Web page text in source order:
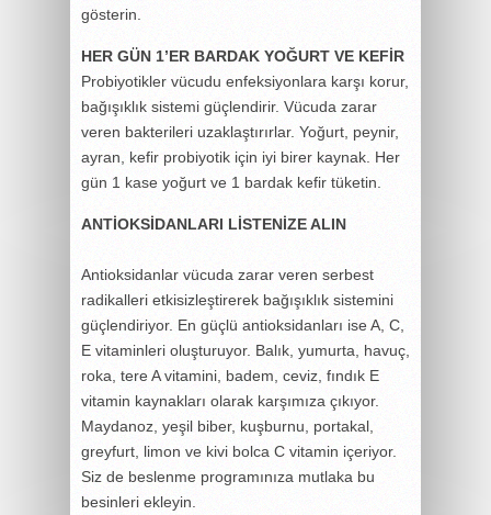
gösterin.
HER GÜN 1’ER BARDAK YOĞURT VE KEFİR
Probiyotikler vücudu enfeksiyonlara karşı korur,
bağışıklık sistemi güçlendirir. Vücuda zarar
veren bakterileri uzaklaştırırlar. Yoğurt, peynir,
ayran, kefir probiyotik için iyi birer kaynak. Her
gün 1 kase yoğurt ve 1 bardak kefir tüketin.
ANTİOKSİDANLARI LİSTENİZE ALIN
Antioksidanlar vücuda zarar veren serbest
radikalleri etkisizleştirerek bağışıklık sistemini
güçlendiriyor. En güçlü antioksidanları ise A, C,
E vitaminleri oluşturuyor. Balık, yumurta, havuç,
roka, tere A vitamini, badem, ceviz, fındık E
vitamin kaynakları olarak karşımıza çıkıyor.
Maydanoz, yeşil biber, kuşburnu, portakal,
greyfurt, limon ve kivi bolca C vitamin içeriyor.
Siz de beslenme programınıza mutlaka bu
besinleri ekleyin.